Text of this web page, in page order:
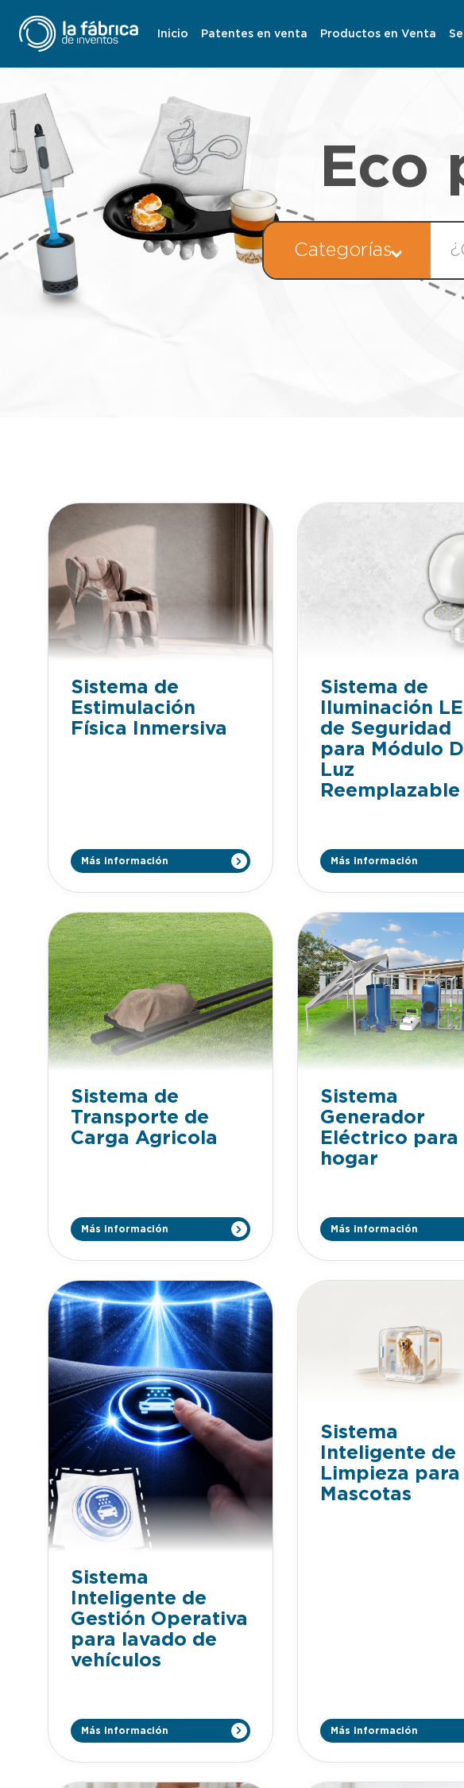
Inicio Patentes en venta Productos en Venta
Eco
Categorías
Sistema de
Estimulación
Física Inmersiva
Más información
Sistema de
Iluminación
de Seguridad
para Módulo
Luz
Reemplazable
Más información
Sistema de
Transporte de
Carga Agricola
Más información
Sistema
Generador
Eléctrico para
hogar
Más información
Sistema
Inteligente de
Gestión Operativa
para lavado de
vehículos
Más información
Sistema
Inteligente de
Limpieza para
Mascotas
Más información